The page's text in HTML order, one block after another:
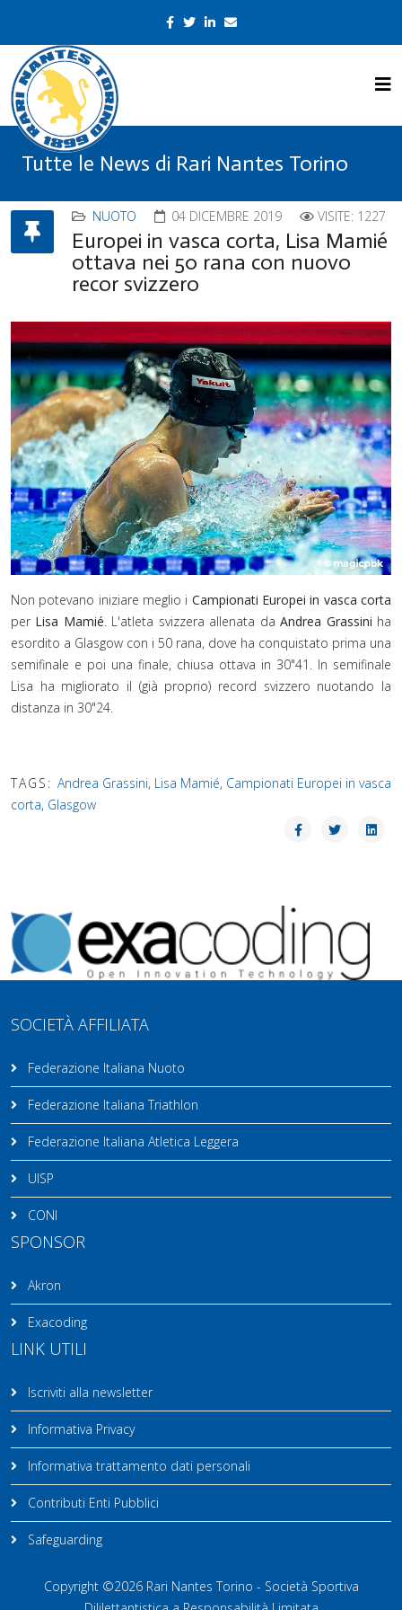
Tutte le News di Rari Nantes Torino
NUOTO 04 DICEMBRE 2019 VISITE: 1227
Europei in vasca corta, Lisa Mamié
ottava nei 50 rana con nuovo
recor svizzero
Non potevano iniziare meglio i Campionati Europei in vasca corta
per Lisa Mamié. L'atleta svizzera allenata daAndrea Grassini ha
esordito a Glasgow con i 50 rana, dove ha conquistato prima una
semifinale e poi una finale, chiusa ottava in 30"41. In semifinale
Lisa ha migliorato il (già proprio) record svizzero nuotando la
distanza in 30"24.
TAGS: Andrea Grassini, Lisa Mamié, Campionati Europei in vasca
corta, Glasgow
SOCIETÀ AFFILIATA
Federazione Italiana Nuoto
Federazione Italiana Triathlon
Federazione Italiana Atletica Leggera
UISP
CONI
SPONSOR
Akron
Exacoding
LINK UTILI
Iscriviti alla newsletter
Informativa Privacy
Informativa trattamento dati personali
Contributi Enti Pubblici
Safeguarding
Copyright ©2026 Rari Nantes Torino - Società Sportiva